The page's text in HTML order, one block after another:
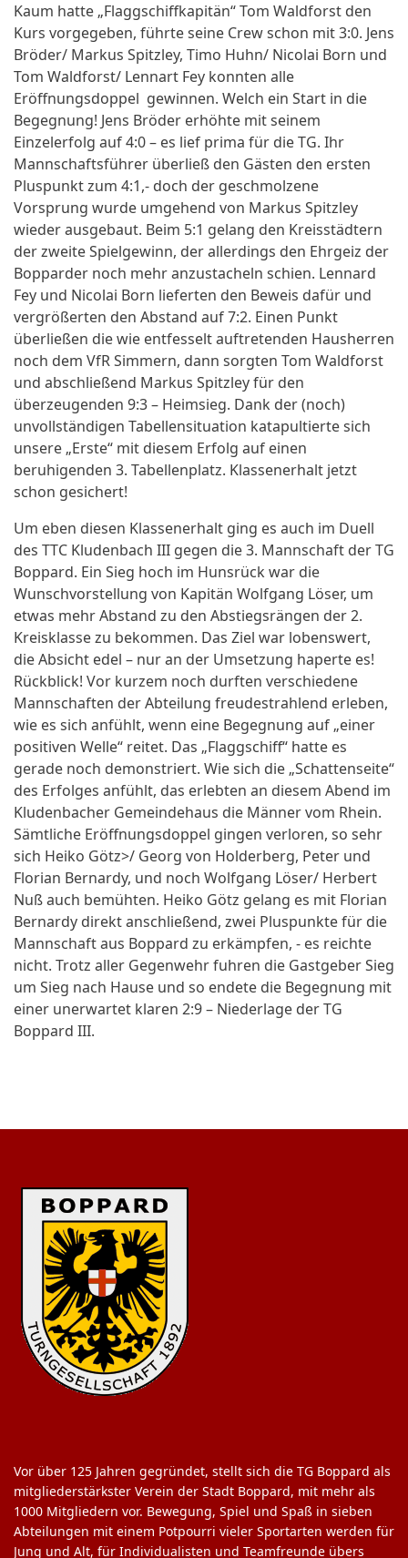
Kaum hatte „Flaggschiffkapitän“ Tom Waldforst den
Kurs vorgegeben, führte seine Crew schon mit 3:0. Jens
Bröder/ Markus Spitzley, Timo Huhn/ Nicolai Born und
Tom Waldforst/ Lennart Fey konnten alle
Eröffnungsdoppel gewinnen. Welch ein Start in die
Begegnung! Jens Bröder erhöhte mit seinem
Einzelerfolg auf 4:0 – es lief prima für die TG. Ihr
Mannschaftsführer überließ den Gästen den ersten
Pluspunkt zum 4:1,- doch der geschmolzene
Vorsprung wurde umgehend von Markus Spitzley
wieder ausgebaut. Beim 5:1 gelang den Kreisstädtern
der zweite Spielgewinn, der allerdings den Ehrgeiz der
Bopparder noch mehr anzustacheln schien. Lennard
Fey und Nicolai Born lieferten den Beweis dafür und
vergrößerten den Abstand auf 7:2. Einen Punkt
überließen die wie entfesselt auftretenden Hausherren
noch dem VfR Simmern, dann sorgten Tom Waldforst
und abschließend Markus Spitzley für den
überzeugenden 9:3 – Heimsieg. Dank der (noch)
unvollständigen Tabellensituation katapultierte sich
unsere „Erste“ mit diesem Erfolg auf einen
beruhigenden 3. Tabellenplatz. Klassenerhalt jetzt
schon gesichert!
Um eben diesen Klassenerhalt ging es auch im Duell
des TTC Kludenbach III gegen die 3. Mannschaft der TG
Boppard. Ein Sieg hoch im Hunsrück war die
Wunschvorstellung von Kapitän Wolfgang Löser, um
etwas mehr Abstand zu den Abstiegsrängen der 2.
Kreisklasse zu bekommen. Das Ziel war lobenswert,
die Absicht edel – nur an der Umsetzung haperte es!
Rückblick! Vor kurzem noch durften verschiedene
Mannschaften der Abteilung freudestrahlend erleben,
wie es sich anfühlt, wenn eine Begegnung auf „einer
positiven Welle“ reitet. Das „Flaggschiff“ hatte es
gerade noch demonstriert. Wie sich die „Schattenseite“
des Erfolges anfühlt, das erlebten an diesem Abend im
Kludenbacher Gemeindehaus die Männer vom Rhein.
Sämtliche Eröffnungsdoppel gingen verloren, so sehr
sich Heiko Götz>/ Georg von Holderberg, Peter und
Florian Bernardy, und noch Wolfgang Löser/ Herbert
Nuß auch bemühten. Heiko Götz gelang es mit Florian
Bernardy direkt anschließend, zwei Pluspunkte für die
Mannschaft aus Boppard zu erkämpfen, - es reichte
nicht. Trotz aller Gegenwehr fuhren die Gastgeber Sieg
um Sieg nach Hause und so endete die Begegnung mit
einer unerwartet klaren 2:9 – Niederlage der TG
Boppard III.
Vor über 125 Jahren gegründet, stellt sich die TG Boppard als
mitgliederstärkster Verein der Stadt Boppard, mit mehr als
1000 Mitgliedern vor. Bewegung, Spiel und Spaß in sieben
Abteilungen mit einem Potpourri vieler Sportarten werden für
Jung und Alt, für Individualisten und Teamfreunde übers